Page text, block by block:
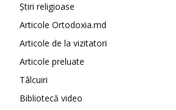
Știri religioase
Articole Ortodoxia.md
Articole de la vizitatori
Articole preluate
Tâlcuiri
Bibliotecă video